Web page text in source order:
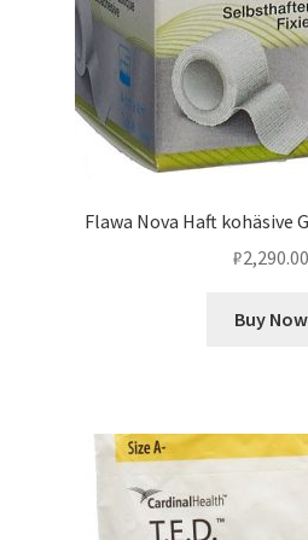
Flawa Nova Haft kohäsive
₽2,290.00
Buy Now